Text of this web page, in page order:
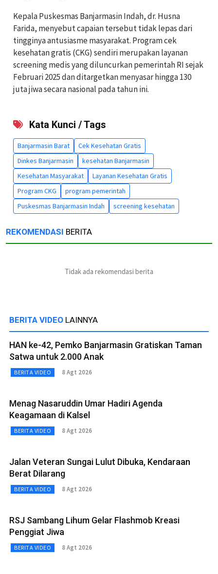
Kepala Puskesmas Banjarmasin Indah, dr. Husna
Farida, menyebut capaian tersebut tidak lepas dari
tingginya antusiasme masyarakat. Program cek
kesehatan gratis (CKG) sendiri merupakan layanan
screening medis yang diluncurkan pemerintah RI sejak
Februari 2025 dan ditargetkan menyasar hingga 130
juta jiwa secara nasional pada tahun ini.
Kata Kunci / Tags
Banjarmasin Barat
Cek Kesehatan Gratis
Dinkes Banjarmasin
kesehatan Banjarmasin
Kesehatan Masyarakat
Layanan Kesehatan Gratis
Program CKG
program pemerintah
Puskesmas Banjarmasin Indah
screening kesehatan
REKOMENDASI BERITA
Tidak ada rekomendasi berita
BERITA VIDEO LAINNYA
HAN ke-42, Pemko Banjarmasin Gratiskan Taman
Satwa untuk 2.000 Anak
BERITA VIDEO 8 Agt 2026
Menag Nasaruddin Umar Hadiri Agenda
Keagamaan di Kalsel
BERITA VIDEO 8 Agt 2026
Jalan Veteran Sungai Lulut Dibuka, Kendaraan
Berat Dilarang
BERITA VIDEO 8 Agt 2026
RSJ Sambang Lihum Gelar Flashmob Kreasi
Penggiat Jiwa
BERITA VIDEO 8 Agt 2026